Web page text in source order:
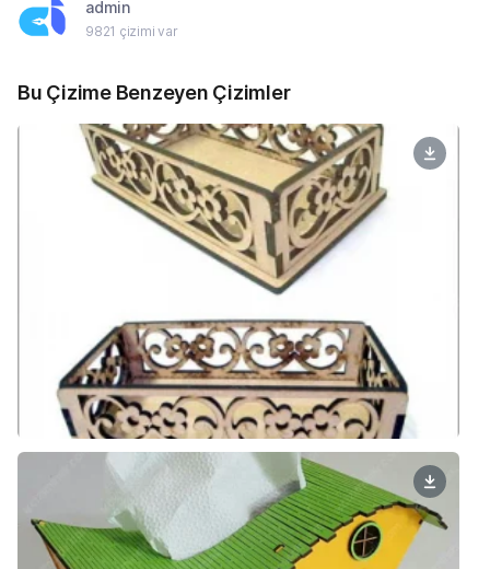
admin
9821 çizimi var
Bu Çizime Benzeyen Çizimler